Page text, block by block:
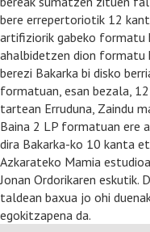
bere errepertoriotik 12
artifiziorik gabeko formatu
ahalbidetzen dion formatu
berezi Bakarka bi disko
formatuan, esan bezala,
tartean Erruduna, Zaindu
Baina 2 LP formatuan ere
dira Bakarka-ko 10 kanta
Azkarateko Mamia
Jonan Ordorikaren eskutik.
taldean baxua jo ohi
egokitzapena da.